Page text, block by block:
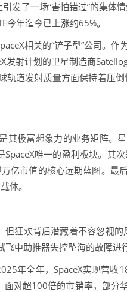
了一场“害怕错过”的集体
今年迄今已上涨约65%。
相关的“铲子型”公司。作
发射计划的卫星制造商
轨道发射质量方面保持着压
极富想象力的业务矩阵。
SpaceX唯一的盈利板块。其
亿市值的核心远期蓝图。最
体。
狂欢背后潜藏着不容忽视的
中助推器失控坠海的故障进
年全年，SpaceX实现营收
对超100倍的市销率，部分